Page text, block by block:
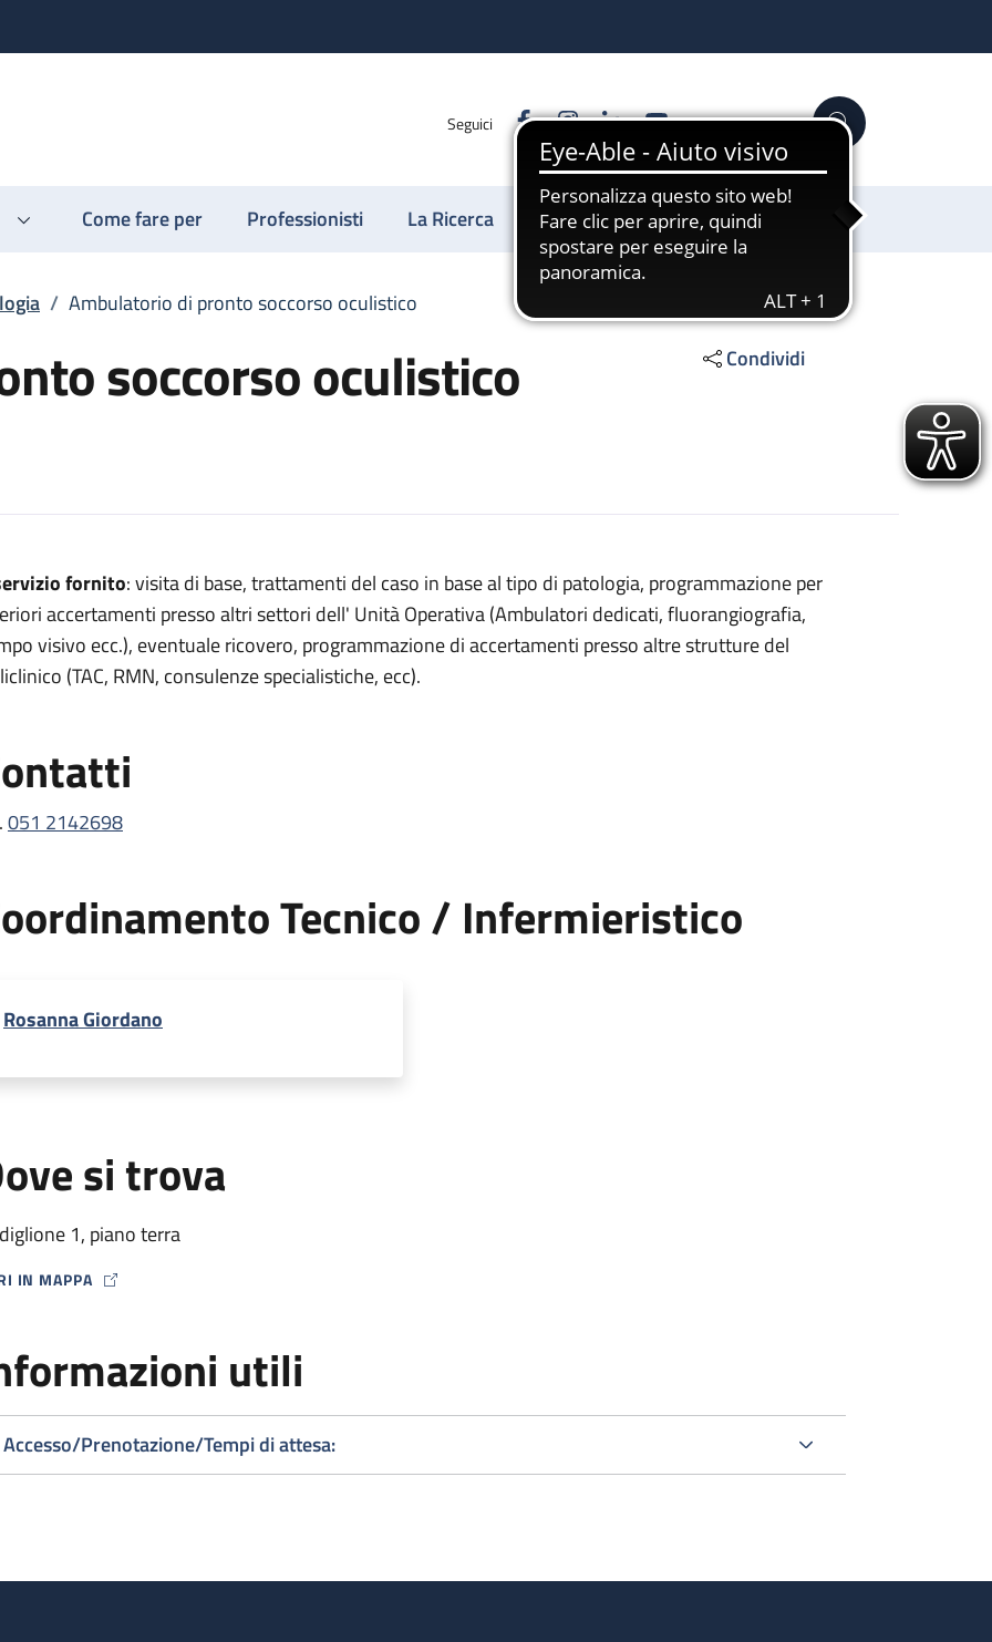
Seguici FacebookInstagram
LinkedinYouTube Cerca
Come fare per Professionisti La Ricerca Sostienici
/ Ambulatorio di pronto soccorso oculistico
soccorso oculistico Condividi
oculistico
oculistico
pronto soccorso oculistico
oculistico
soccorso oculistico
fornito: visita di base, trattamenti del caso in base al tipo di patologia, programmazione per
accertamenti presso altri settori dell' Unità Operativa (Ambulatori dedicati, fluorangiografia,
visivo ecc.), eventuale ricovero, programmazione di accertamenti presso altre strutture del
(TAC, RMN, consulenze specialistiche, ecc).
051 2142698
Tecnico / Infermieristico
Rosanna Giordano
si trova
1, piano terra
IN MAPPA
ICON
utili
Accesso/Prenotazione/Tempi di attesa: